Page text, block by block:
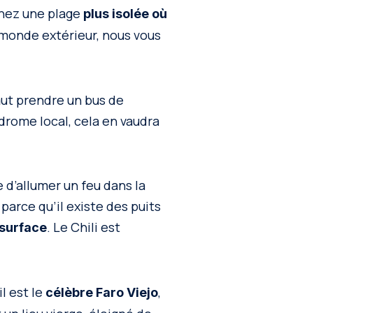
une plage plus isolée où
extérieur, nous vous
prendre un bus de
local, cela en vaudra
un feu dans la
qu’il existe des puits
. Le Chili est
est le célèbre Faro Viejo,